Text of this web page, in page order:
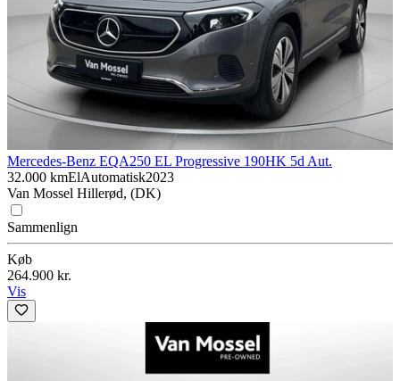
Mercedes-Benz EQA250 EL Progressive 190HK 5d Aut.
32.000 kmElAutomatisk2023
Van Mossel Hillerød, (DK)
Sammenlign
Køb
264.900 kr.
Vis